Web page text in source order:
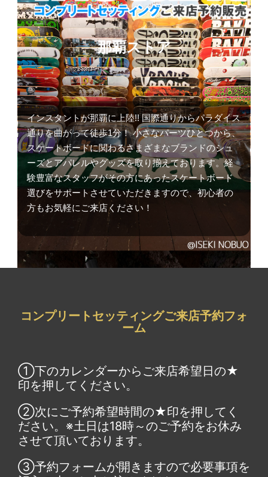
那覇ストア
インスタントが那覇に上陸!! 国際通りからパラダイス
通りを曲がって徒歩1分！ 小さなパーツひとつから、
スケートボードに関わるさまざまなブランドのシュ
ーズとアパレルやグッズを取り揃えております。経
験豊富なスタッフがその方にあったスケートボード
選びをサポートさせていただきますので、初心者の
方もお気軽にご来店ください！
コンプリートセッティングご来店予約フォ
ーム
①下のカレンダーからご来店希望日の★
印を押してください。
②次にご予約希望時間の★印を押してく
ださい。※土日は18時～のご予約をお休み
させて頂いております。
③予約フォームが開きますので必要事項を